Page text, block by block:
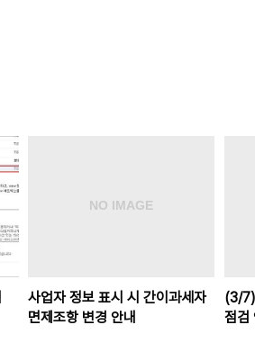
사업자 정보 표시 시 간이과세자
면제조항 변경 안내
(3/
점검